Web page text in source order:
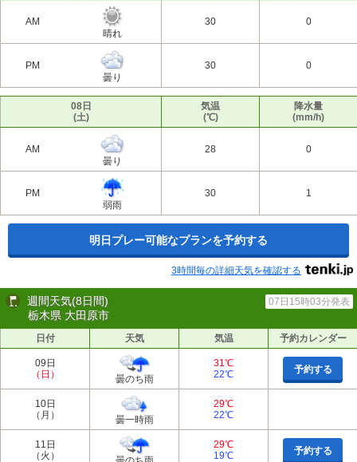
AM
晴れ
30 0
PM
曇り
30 0
08日
(土)
気温
(℃)
降水量
(mm/h)
AM
曇り
28 0
PM
弱雨
30 1
明日プレー可能なプランを予約する
3時間毎の詳細天気を確認する
週間天気(8日間)
栃木県 大田原市
07日15時03分発表
日付 天気 気温 予約カレンダー
09日
（日）
曇のち雨
31℃
22℃
予約する
10日
（月）
曇一時雨
29℃
22℃
11日
（火）
29℃
19℃
予約する